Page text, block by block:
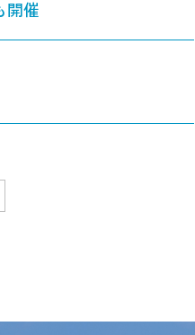
開催